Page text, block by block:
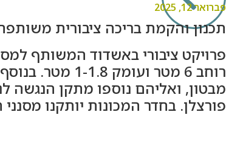
פברואר 12, 2025
תכנון והקמת בריכה ציבורית
מבטון, ואליהם נוספו מתקן הנגשה
פורצלן. בחדר המכונות יותקנו